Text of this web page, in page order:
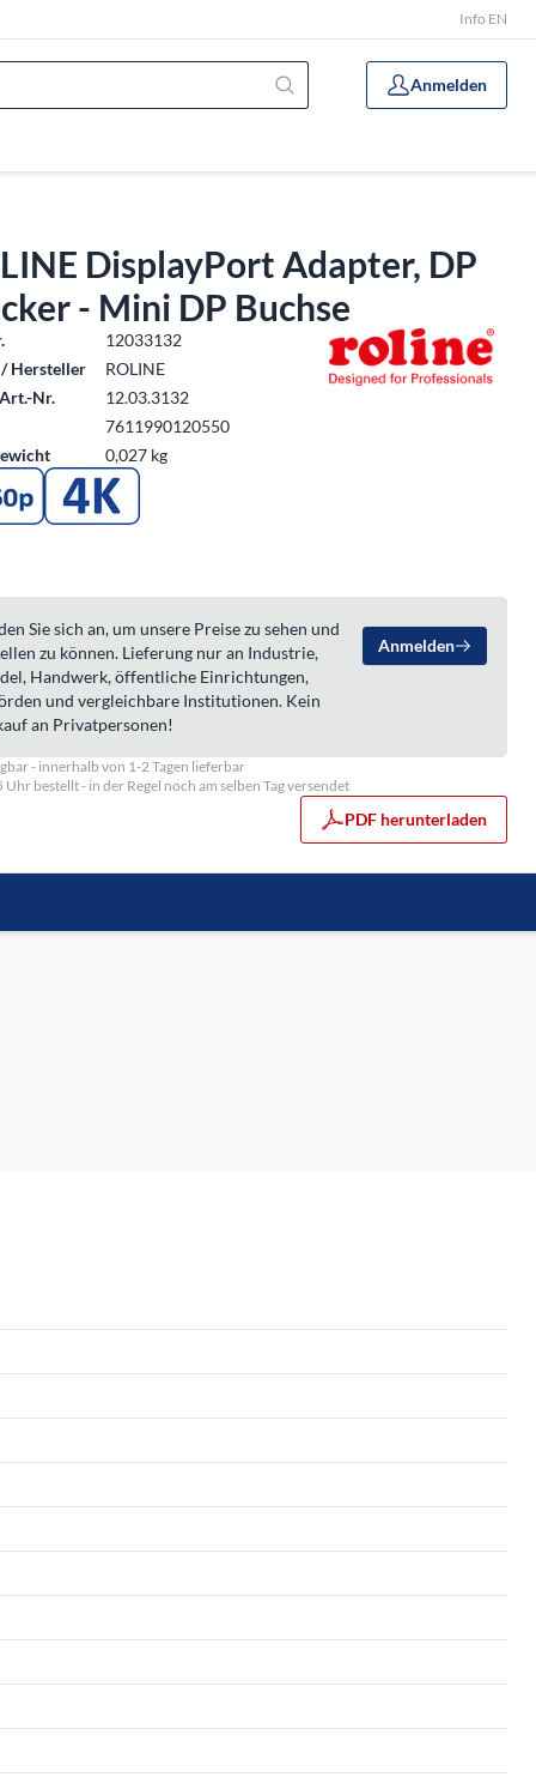
Info EN
Anmelden
DisplayPort Adapter, DP
- Mini DP Buchse
12033132
Hersteller
ROLINE
Nr.
12.03.3132
7611990120550
0,027 kg
Sie sich an, um unsere Preise zu sehen und
zu können. Lieferung nur an Industrie,
Handwerk, öffentliche Einrichtungen,
und vergleichbare Institutionen. Kein
an Privatpersonen!
Anmelden
- innerhalb von 1-2 Tagen lieferbar
Uhr bestellt - in der Regel noch am selben Tag versendet
PDF herunterladen